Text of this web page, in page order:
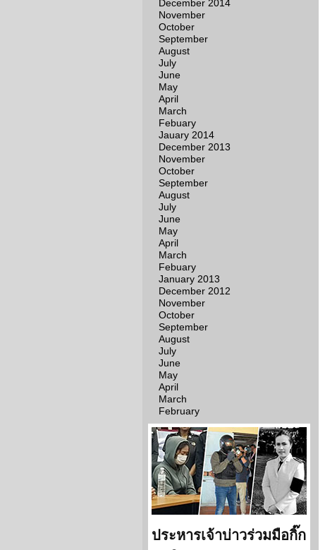
December 2014
November
October
September
August
July
June
May
April
March
Febuary
Jauary 2014
December 2013
November
October
September
August
July
June
May
April
March
Febuary
January 2013
December 2012
November
October
September
August
July
June
May
April
March
February
ประหารเจ้าบ่าวร่วมมือกิ๊ก